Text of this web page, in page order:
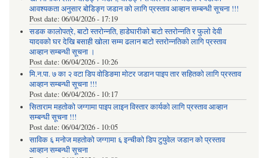
आवश्यकता अनुसार बोडिङ्ग जडान को लागि प्रस्ताव आव्हान सम्बन्धी सूचना !!!
Post date: 06/04/2026 - 17:19
सडक कालोपत्रे, बाटो स्तरोन्नति, हाडेघारीको बाटो स्तरोन्नति र फुलो देवी
यादवको घर देखि बसाही खोला सम्म ढलान बाटो स्तरोन्नतिको लागि प्रस्ताव
आव्हान सम्बन्धी सूचना ।
Post date: 06/04/2026 - 10:26
मि.न.पा. ७ का २ वटा डिप वोडिङमा मोटर जडान पाइप तार सहितको लागि प्रस्ताव
आव्हान सम्बन्धी सूचना !!!
Post date: 06/04/2026 - 10:17
सिताराम महतोको जग्गामा पाइप लाइन विस्तार कार्यको लागि प्रस्ताव आव्हान
सम्बन्धी सूचना !!!
Post date: 06/04/2026 - 10:05
साविक ६ मनोज महतोको जग्गामा ६ इन्चीको डिप टुयुवेल जडान को प्रस्ताव
आव्हान सम्बन्धी सूचना